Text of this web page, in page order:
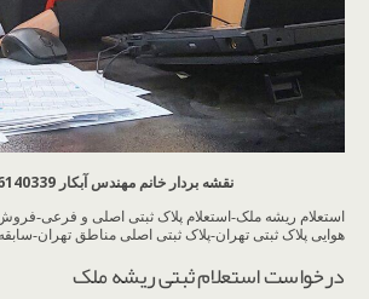
نقشه بردار خانم مهندس آبکار 09126140339
استعلام ریشه ملک-استعلام پلاک ثبتی اصلی و فرعی-
هوایی پلاک ثبتی تهران-پلاک ثبتی اصلی مناطق تهران-
درخواست استعلام ثبتی ریشه ملک